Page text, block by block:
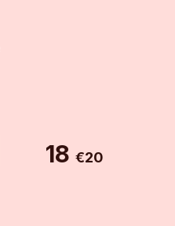
18 €20